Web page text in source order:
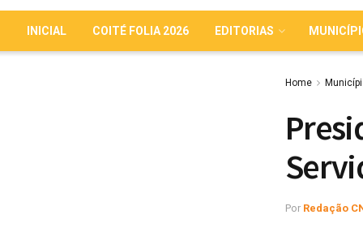
INICIAL COITÉ FOLIA 2026 EDITORIAS
Home
Por Redação